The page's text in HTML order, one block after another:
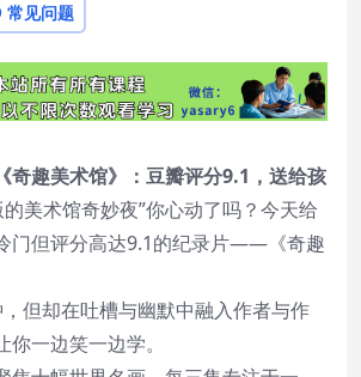
常见问题
奇趣美术馆》：豆瓣评分9.1，送给孩
的美术馆奇妙夜”你心动了吗？今天给
门但评分高达9.1的纪录片——《奇趣
但却在吐槽与幽默中融入作者与作
一边笑一边学。